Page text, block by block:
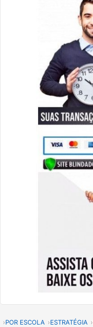
POR ESCOLA ESTRATÉGIA